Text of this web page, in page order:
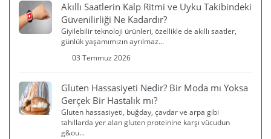
Akıllı Saatlerin Kalp Ritmi ve Uyku Takibindeki
Güvenilirliği Ne Kadardır?
Giyilebilir teknoloji ürünleri, özellikle de akıllı saatler,
günlük yaşamımızın ayrılmaz...
03 Temmuz 2026
Gluten Hassasiyeti Nedir? Bir Moda mı Yoksa
Gerçek Bir Hastalık mı?
Gluten hassasiyeti, buğday, çavdar ve arpa gibi
tahıllarda yer alan gluten proteinine karşı vücudun
g&ou...